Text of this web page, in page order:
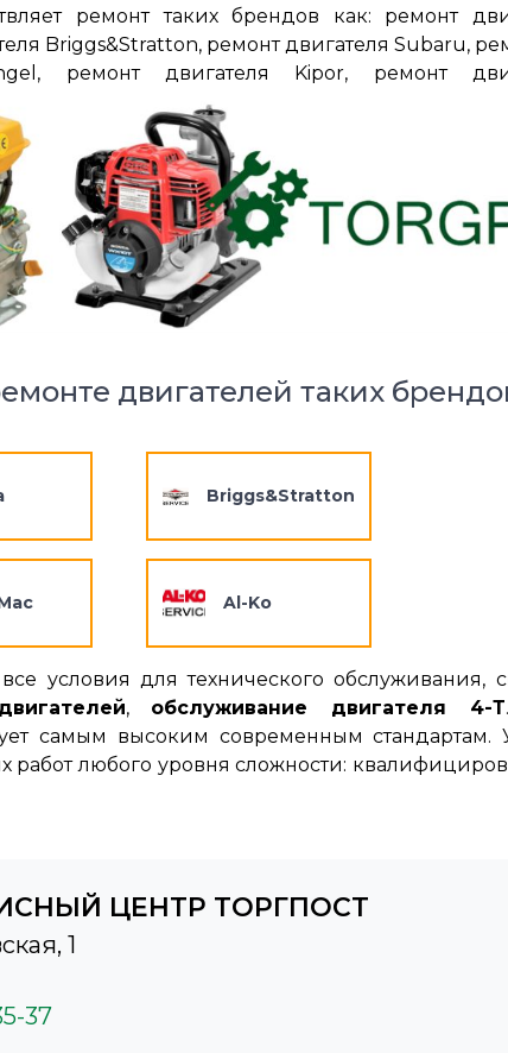
ремонт таких брендов как: ремонт
Briggs&Stratton, ремонт двигателя Subaru,
ремонт двигателя Kipor, ремонт
двигателей таких
Briggs&Stratton
Al-Ko
условия для технического обслуживания,
, обслуживание двигателя 4-Т
самым высоким современным стандартам.
любого уровня сложности:
ЦЕНТР ТОРГПОСТ
1
37